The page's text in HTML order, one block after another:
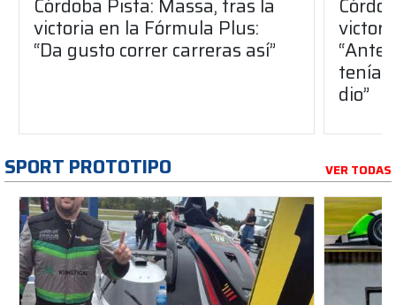
victoria en la Fórmula Plus:
“Da gusto correr carreras así”
dio”
SPORT PROTOTIPO VER TODAS